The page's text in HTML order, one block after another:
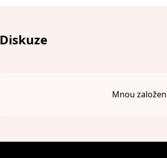
Diskuze
Mnou